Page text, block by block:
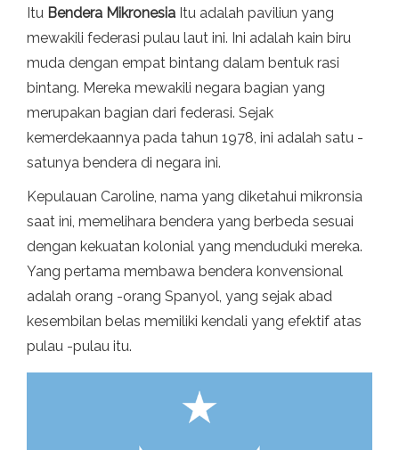
Itu Bendera Mikronesia Itu adalah paviliun yang
mewakili federasi pulau laut ini. Ini adalah kain biru
muda dengan empat bintang dalam bentuk rasi
bintang. Mereka mewakili negara bagian yang
merupakan bagian dari federasi. Sejak
kemerdekaannya pada tahun 1978, ini adalah satu -
satunya bendera di negara ini.
Kepulauan Caroline, nama yang diketahui mikronsia
saat ini, memelihara bendera yang berbeda sesuai
dengan kekuatan kolonial yang menduduki mereka.
Yang pertama membawa bendera konvensional
adalah orang -orang Spanyol, yang sejak abad
kesembilan belas memiliki kendali yang efektif atas
pulau -pulau itu.